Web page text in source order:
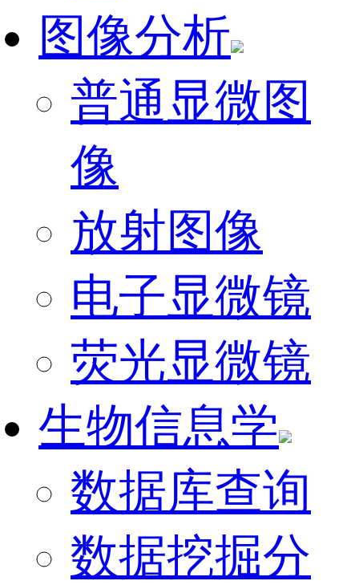
图像分析
普通显微图
像
放射图像
电子显微镜
荧光显微镜
生物信息学
数据库查询
数据挖掘分